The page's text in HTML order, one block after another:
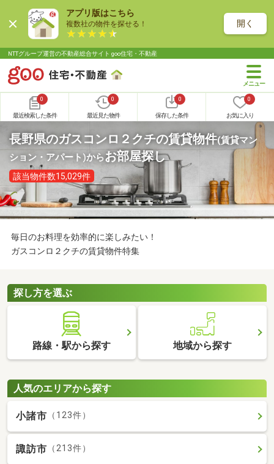
アプリ版はこちら
複数社の物件を探せる！ 開く
NTTグループ運営の不動産総合サイト goo住宅・不動産
0
最近検索した条件
0
最近見た物件
0
保存した条件
0
お気に入り
長野県のガスコンロ２クチの賃貸物件(賃貸マン
ション・アパート)からお部屋探し
該当物件数15,029件
毎日のお料理を効率的に楽しみたい！
ガスコンロ２クチの賃貸物件特集
探し方を選ぶ
路線・駅から探す 地域から探す
人気のエリアから探す
小諸市 （123件）
諏訪市 （213件）